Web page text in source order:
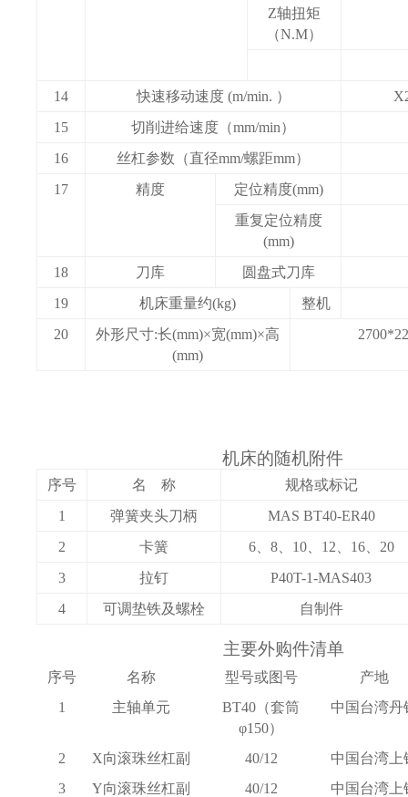
Z轴扭矩
（N.M）
14 快速移动速度 (m/min. ） X
15
切削进给速度（mm/min）
16
丝杠参数（直径mm/螺距mm）
17
精度
定位精度(mm)
重复定位精度
(mm)
18
刀库
圆盘式刀库
19
机床重量约(kg)
整机
20
外形尺寸:长(mm)×宽(mm)×高
(mm)
机床的随机附件
序号 名 称
规格或标记
1
弹簧夹头刀柄 MAS BT40-ER40
2
卡簧
6、8、10、12、16、20
3
拉钉
P40T-1-MAS403
4
可调垫铁及螺栓 自制件
主要外购件清单
序号 名称 型号或图号
产地
1
主轴单元
BT40（套筒
φ1 50）
中国台湾丹
2 X向滚珠丝杠副 40/1 2
中国台湾上
3
Y向滚珠丝杠副 40/1 2
中国台湾上